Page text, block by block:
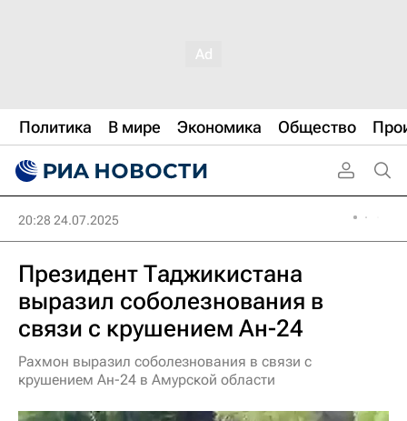
Политика В мире Экономика Общество
20:28 24.07.2025
Президент Таджикистана
выразил соболезнования в
связи с крушением Ан-24
Рахмон выразил соболезнования в связи с
крушением Ан-24 в Амурской области